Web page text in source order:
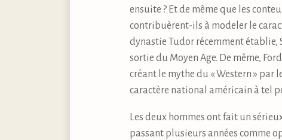
ensuite ? Et de même que les
contribuèrent-ils à modeler le
dynastie Tudor récemment établie,
sortie du Moyen Age. De même,
créant le mythe du « Western » par
caractère national américain à tel
Les deux hommes ont fait un
passant plusieurs années comme